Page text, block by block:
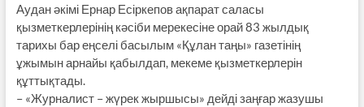
Аудан әкімі Ернар Есіркепов ақпарат саласы
қызметкерлерінің кәсіби мерекесіне орай 83 жылдық
тарихы бар еңселі басылым «Құлан таңы» газетінің
ұжымын арнайы қабылдап, мекеме қызметкерлерін
құттықтады.
– «Журналист – жүрек жыршысы» дейді заңғар жазушы